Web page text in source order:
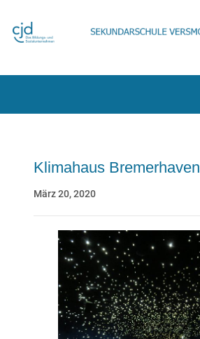
Klimahaus Bremerhaven
März 20, 2020